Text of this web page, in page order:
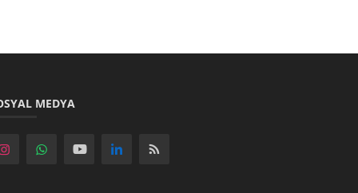
MEDYA